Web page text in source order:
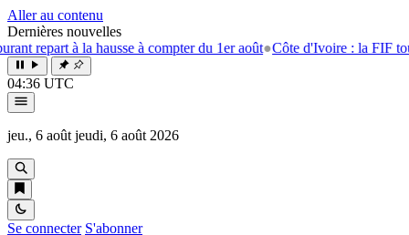
Aller au contenu
Dernières nouvelles
à la hausse à compter du 1er août●Côte d'Ivoire : la FIF tourne la
04:36 UTC
jeu., 6 août jeudi, 6 août 2026
Se connecter S'abonner